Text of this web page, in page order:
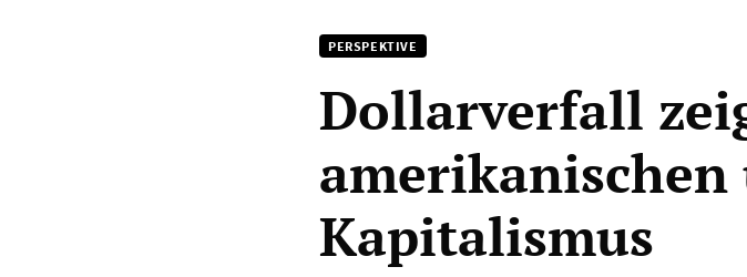
PERSPEKTIVE
Dollarverfall
Kapitalismus